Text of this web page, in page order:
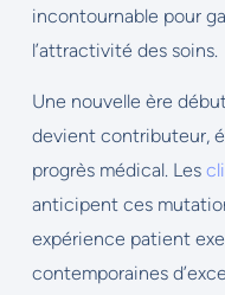
incontournable pour
l’attractivité des soins.
Une nouvelle ère
devient contributeur,
progrès médical. Les
anticipent ces
expérience patient
contemporaines